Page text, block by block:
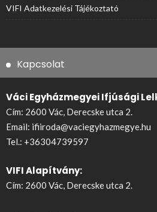
VIFI Adatkezelési Tájékoztató
Kapcsolat
Váci Egyházmegyei Ifjúsági
Cím: 2600 Vác, Derecske utca 2.
Email: ifiiroda@vaciegyhazmegye.hu
Tel.: +36304739597
VIFI Alapítvány:
Cím: 2600 Vác, Derecske utca 2.